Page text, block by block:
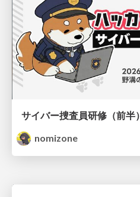
サイバー捜査員研修（前半）
nomizone